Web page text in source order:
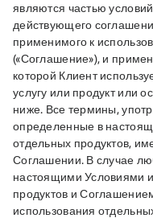
являются частью условий
действующего
применимого к
(«Соглашение»), и
которой Клиент
услугу или продукт или
ниже. Все термины,
определенные в
отдельных продуктов,
Соглашении. В случае
настоящими Условиями
продуктов и
использования